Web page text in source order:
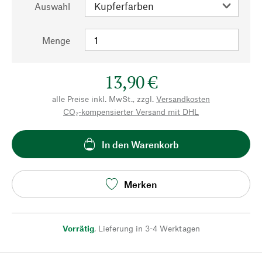
Auswahl
Menge
13,90 €
alle Preise inkl. MwSt., zzgl. Versandkosten
CO₂-kompensierter Versand mit DHL
In den Warenkorb
Merken
Vorrätig, Lieferung in 3-4 Werktagen